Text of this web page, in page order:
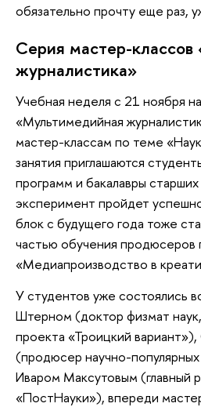
обязательно прочту еще раз,
Серия мастер-классов
журналистика»
Учебная неделя с 21 ноября
«Мультимедийная
мастер-классам по теме
занятия приглашаются
программ и бакалавры старших
эксперимент пройдет
блок с будущего года тоже
частью обучения продюсеров
«Медиапроизводство в
У студентов уже состоялись
Штерном (доктор физмат
проекта «Троицкий
(продюсер научно-
Иваром Максутовым (главный
«ПостНауки»), впереди